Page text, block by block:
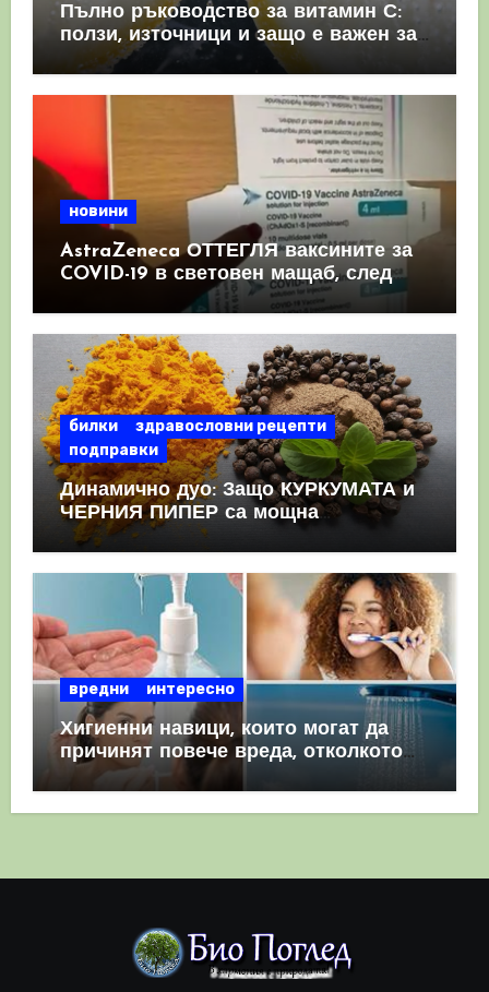
Пълно ръководство за витамин С:
ползи, източници и защо е важен за
имунната система
новини
AstraZeneca ОТТЕГЛЯ ваксините за
COVID-19 в световен мащаб, след
като призна, че те причиняват
КРЪВНИ съсиреци
билки
здравословни рецепти
подправки
Динамично дуо: Защо КУРКУМАТА и
ЧЕРНИЯ ПИПЕР са мощна
комбинация
вредни интересно
Хигиенни навици, които могат да
причинят повече вреда, отколкото
полза